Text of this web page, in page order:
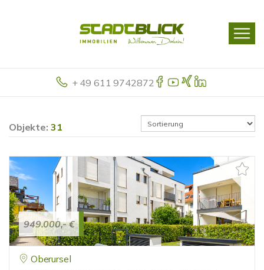
+ 49 611 9742872
Objekte: 31
949.000,- €
Oberursel